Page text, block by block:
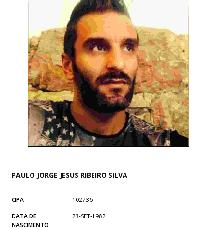
PAULO JORGE JESUS RIBEIRO SILVA
CIPA
102736
DATA DE
NASCIMENTO
23-SET-1982